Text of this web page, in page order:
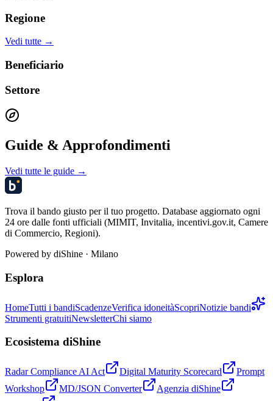
Regione
Vedi tutte →
Beneficiario
Settore
Guide & Approfondimenti
Vedi tutte le guide →
Trova il bando giusto per il tuo progetto. Database aggiornato ogni
24 ore dalle fonti ufficiali (MIMIT, Invitalia, incentivi.gov.it, Camere
di Commercio, Regioni).
Powered by diShine · Milano
Esplora
HomeTutti i bandiScadenzeVerifica idoneitàScopriNotizie bandi
Strumenti gratuitiNewsletterChi siamo
Ecosistema diShine
Radar Compliance AI Act Digital Maturity Scorecard
Prompt
Workshop
MD/JSON Converter
Agenzia diShine